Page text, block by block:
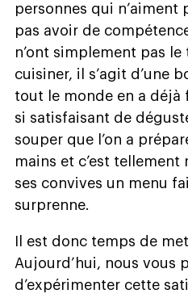
personnes qui n’aiment
pas avoir de
n’ont simplement pas le
cuisiner, il s’agit d’une
tout le monde en a déjà
si satisfaisant de
souper que l’on a
mains et c’est tellement
ses convives un menu
surprenne.
Il est donc temps de
Aujourd’hui, nous vous
d’expérimenter cette